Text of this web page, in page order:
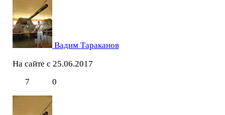
Вадим Тараканов
На сайте с 25.06.2017
7
0